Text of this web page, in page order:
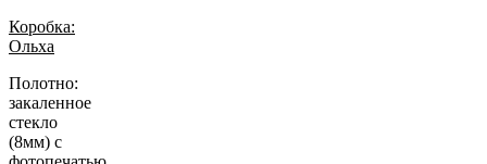
Коробка:
Ольха
Полотно:
закаленное
стекло
(8мм) c